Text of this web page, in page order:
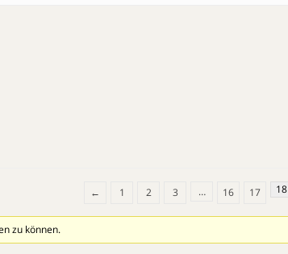
← 1 2 3 … 16 17 18
zu können.